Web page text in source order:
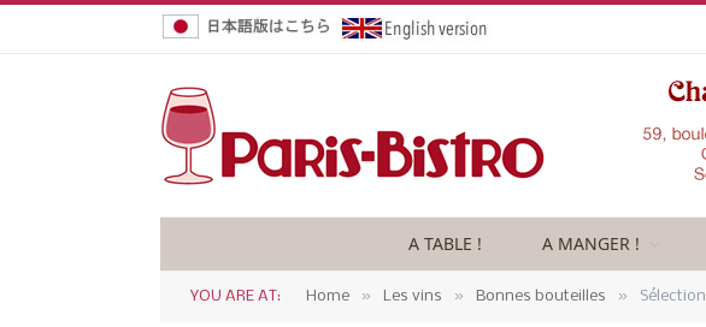
A TABLE ! A MANGER !
YOU ARE AT: Home » Les vins » Bonnes bouteilles »